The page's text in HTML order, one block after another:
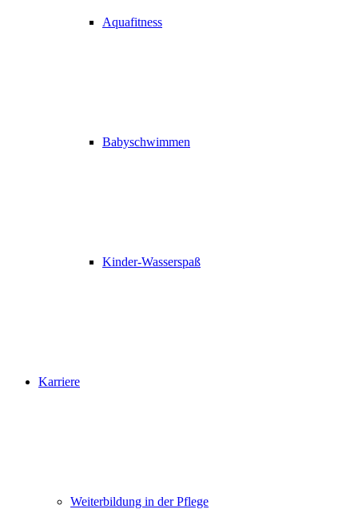
Aquafitness
Babyschwimmen
Kinder-Wasserspaß
Karriere
Weiterbildung in der Pflege